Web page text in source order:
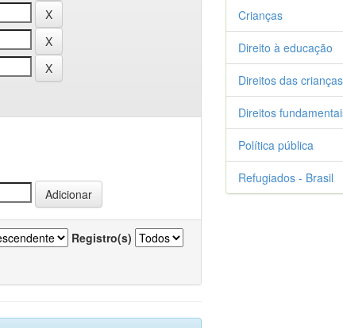
Registro(s)
Crianças
Direito à educação
Direitos das crianças
Direitos
Política pública
Refugiados - Brasil